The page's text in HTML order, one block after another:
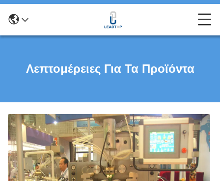
Λεπτομέρειες Για Τα Προϊόντα